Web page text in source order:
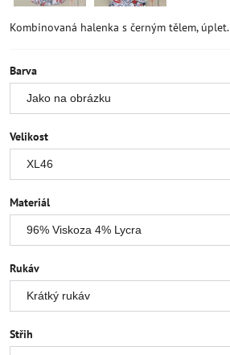
Kombinovaná halenka s černým tělem, úplet.
Barva
Velikost
Materiál
Rukáv
Střih